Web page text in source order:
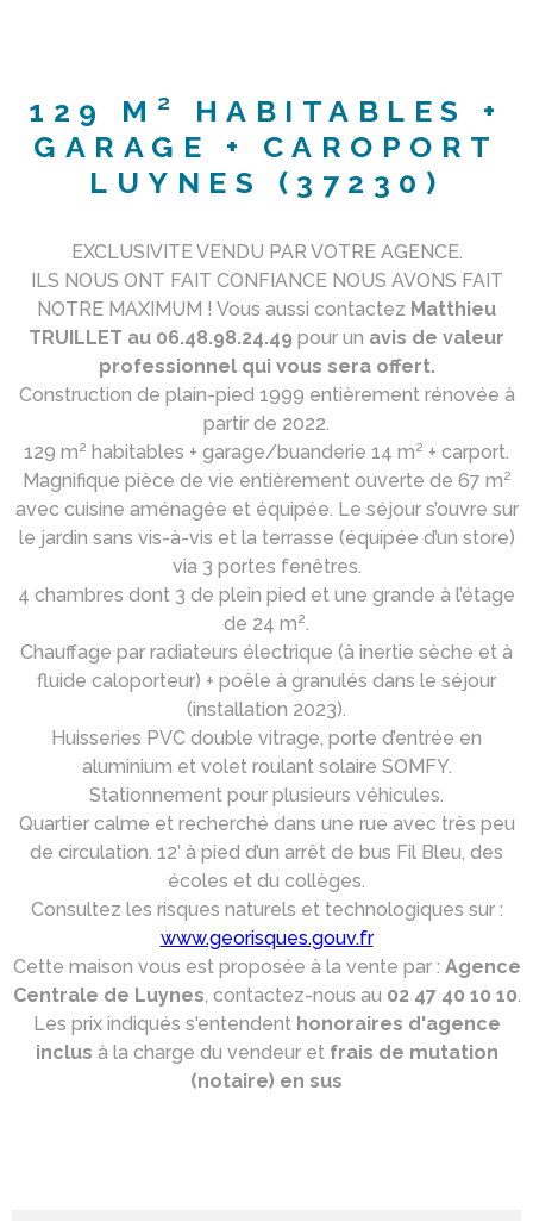
129 M² HABITABLES +
GARAGE + CAROPORT
LUYNES (37230)
EXCLUSIVITE VENDU PAR VOTRE AGENCE.
ILS NOUS ONT FAIT CONFIANCE NOUS AVONS FAIT
NOTRE MAXIMUM ! Vous aussi contactez Matthieu
TRUILLET au 06.48.98.24.49 pour un avis de valeur
professionnel qui vous sera offert.
Construction de plain-pied 1999 entièrement rénovée à
partir de 2022.
129 m² habitables + garage/buanderie 14 m² + carport.
Magnifique pièce de vie entièrement ouverte de 67 m²
avec cuisine aménagée et équipée. Le séjour s’ouvre sur
le jardin sans vis-à-vis et la terrasse (équipée d’un store)
via 3 portes fenêtres.
4 chambres dont 3 de plein pied et une grande à l’étage
de 24 m².
Chauffage par radiateurs électrique (à inertie sèche et à
fluide caloporteur) + poêle à granulés dans le séjour
(installation 2023).
Huisseries PVC double vitrage, porte d’entrée en
aluminium et volet roulant solaire SOMFY.
Stationnement pour plusieurs véhicules.
Quartier calme et recherché dans une rue avec très peu
de circulation. 12’ à pied d’un arrêt de bus Fil Bleu, des
écoles et du collèges.
Consultez les risques naturels et technologiques sur :
www.georisques.gouv.fr
Cette maison vous est proposée à la vente par : Agence
Centrale de Luynes, contactez-nous au 02 47 40 10 10.
Les prix indiqués s'entendent honoraires d'agence
inclus à la charge du vendeur et frais de mutation
(notaire) en sus